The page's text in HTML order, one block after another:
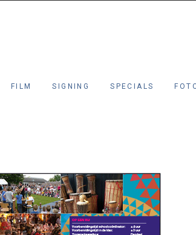
FILM SIGNING SPECIALS